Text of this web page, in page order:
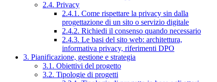
2.4. Privacy
2.4.1. Come rispettare la privacy sin dalla
progettazione di un sito o servizio digitale
2.4.2. Richiedi il consenso quando necessario
2.4.3. Le basi del sito web: architettura,
informativa privacy, riferimenti DPO
3. Pianificazione, gestione e strategia
3.1. Obiettivi del progetto
3.2. Tipologie di progetti